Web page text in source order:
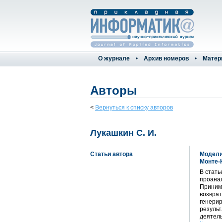
О журнале Архив номеров
Авторы
< Вернуться к списку авторов
Лукашкин С. И.
Статьи автора
Монте-
В